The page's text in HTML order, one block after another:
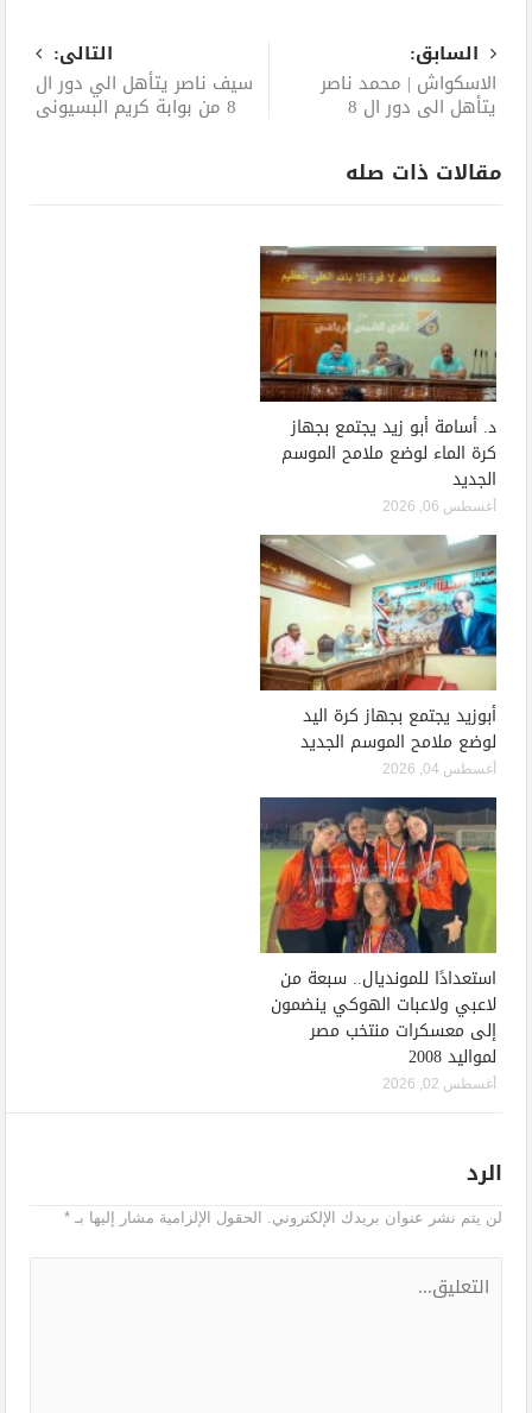
السابق:
الاسكواش | محمد ناصر
يتأهل الي دور ال 8
التالى:
سيف ناصر يتأهل الي دور ال
8 من بوابة كريم البسيوني
مقالات ذات صله
د. أسامة أبو زيد يجتمع بجهاز
كرة الماء لوضع ملامح الموسم
الجديد
أغسطس 06, 2026
أبوزيد يجتمع بجهاز كرة اليد
لوضع ملامح الموسم الجديد
أغسطس 04, 2026
استعدادًا للمونديال.. سبعة من
لاعبي ولاعبات الهوكي ينضمون
إلى معسكرات منتخب مصر
لمواليد 2008
أغسطس 02, 2026
الرد
لن يتم نشر عنوان بريدك الإلكتروني. الحقول الإلزامية مشار إليها بـ*